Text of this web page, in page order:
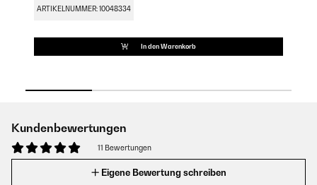
ARTIKELNUMMER: 10048334
In den Warenkorb
Kundenbewertungen
11 Bewertungen
Eigene Bewertung schreiben